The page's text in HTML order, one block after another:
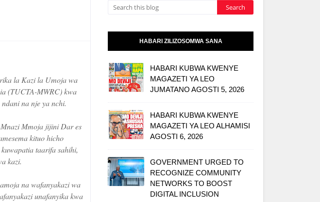
la Kazi la Umoja wa
(TUCTA-MWRC) kwa
na nje ya nchi.
Mmoja jijini Dar es
kituo hicho
taarifa sahihi,
kazi.
na wafanyakazi wa
unafanyika kwa
HABARI ZILIZOSOMWA SANA
HABARI KUBWA KWENYE
MAGAZETI YA LEO
JUMATANO AGOSTI 5, 2026
HABARI KUBWA KWENYE
MAGAZETI YA LEO ALHAMISI
AGOSTI 6, 2026
GOVERNMENT URGED TO
RECOGNIZE COMMUNITY
NETWORKS TO BOOST
DIGITAL INCLUSION